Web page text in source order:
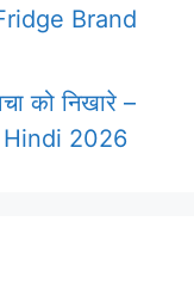
Brand
को निखारे –
2026